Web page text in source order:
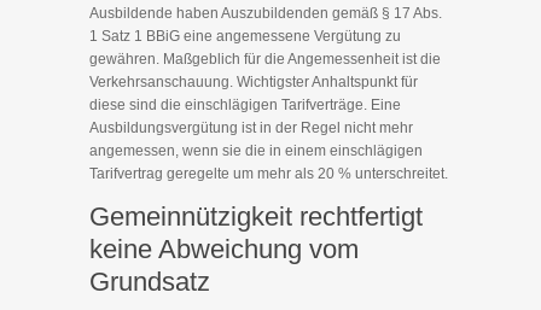
Ausbildende haben Auszubildenden gemäß § 17 Abs.
1 Satz 1 BBiG eine angemessene Vergütung zu
gewähren. Maßgeblich für die Angemessenheit ist die
Verkehrsanschauung. Wichtigster Anhaltspunkt für
diese sind die einschlägigen Tarifverträge. Eine
Ausbildungsvergütung ist in der Regel nicht mehr
angemessen, wenn sie die in einem einschlägigen
Tarifvertrag geregelte um mehr als 20 % unterschreitet.
Gemeinnützigkeit rechtfertigt
keine Abweichung vom
Grundsatz